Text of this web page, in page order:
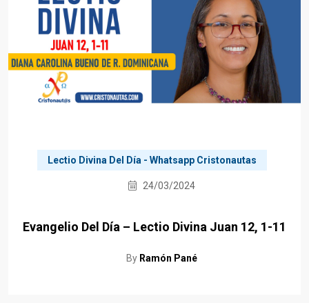
Lectio Divina Del Día - Whatsapp Cristonautas
24/03/2024
Evangelio Del Día – Lectio Divina Juan 12, 1-11
By Ramón Pané